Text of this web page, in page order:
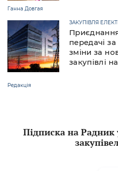
Ганна Довгая
передачі
зміни за
закупівлі
ЗАКУПІВЛЯ
Редакція
Підписка на Радник